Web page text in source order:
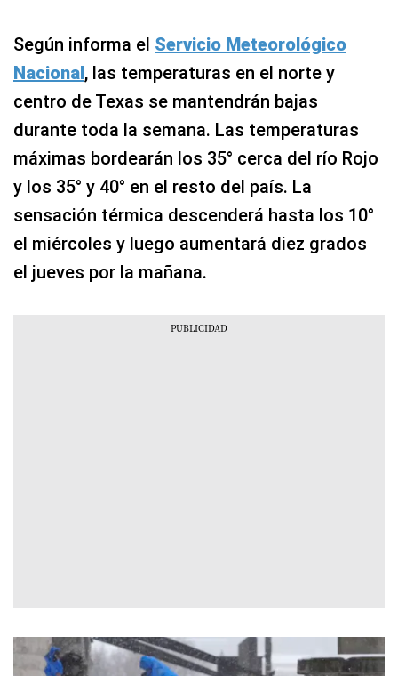
Según informa el Servicio Meteorológico
Nacional, las temperaturas en el norte y
centro de Texas se mantendrán bajas
durante toda la semana. Las temperaturas
máximas bordearán los 35° cerca del río Rojo
y los 35° y 40° en el resto del país. La
sensación térmica descenderá hasta los 10°
el miércoles y luego aumentará diez grados
el jueves por la mañana.